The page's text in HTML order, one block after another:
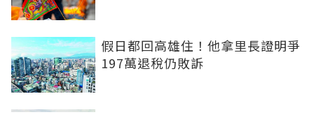
假日都回高雄住！他拿里長證明爭
197萬退稅仍敗訴